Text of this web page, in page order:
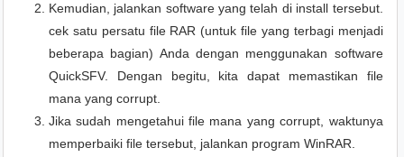
Kemudian, jalankan software yang telah di install tersebut.
cek satu persatu file RAR (untuk file yang terbagi menjadi
beberapa bagian) Anda dengan menggunakan software
QuickSFV. Dengan begitu, kita dapat memastikan file
mana yang corrupt.
Jika sudah mengetahui file mana yang corrupt, waktunya
memperbaiki file tersebut, jalankan program WinRAR.